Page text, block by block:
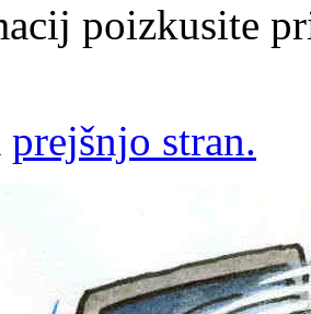
poizkusite
prejšnjo stran.